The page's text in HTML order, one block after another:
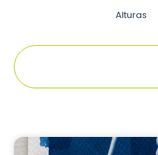
Alturas
Buscar